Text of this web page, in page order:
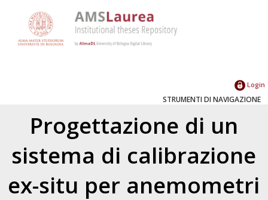
Login
STRUMENTI DI NAVIGAZIONE
Progettazione di un
sistema di calibrazione
ex-situ per anemometri